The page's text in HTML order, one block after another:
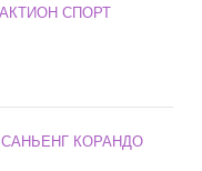
СПОРТ
КОРАНДО